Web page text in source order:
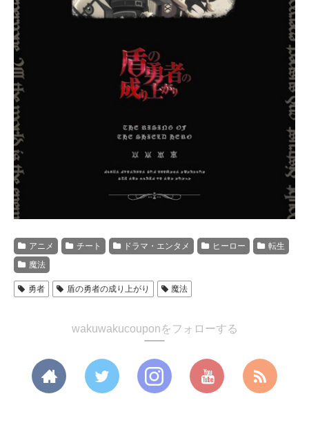
アニメ チート ドラマ・エンタメ ヒーロー
転生
魔法
勇者 盾の勇者の成り上がり 魔法
wakuwakucouponをフォローする